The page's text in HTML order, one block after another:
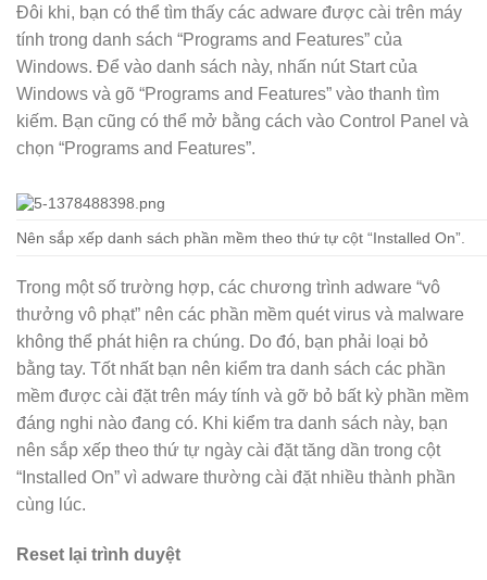
Đôi khi, bạn có thể tìm thấy các adware được cài trên máy
tính trong danh sách “Programs and Features” của
Windows. Để vào danh sách này, nhấn nút Start của
Windows và gõ “Programs and Features” vào thanh tìm
kiếm. Bạn cũng có thể mở bằng cách vào Control Panel và
chọn “Programs and Features”.
Nên sắp xếp danh sách phần mềm theo thứ tự cột “Installed On”.
Trong một số trường hợp, các chương trình adware “vô
thưởng vô phạt” nên các phần mềm quét virus và malware
không thể phát hiện ra chúng. Do đó, bạn phải loại bỏ
bằng tay. Tốt nhất bạn nên kiểm tra danh sách các phần
mềm được cài đặt trên máy tính và gỡ bỏ bất kỳ phần mềm
đáng nghi nào đang có. Khi kiểm tra danh sách này, bạn
nên sắp xếp theo thứ tự ngày cài đặt tăng dần trong cột
“Installed On” vì adware thường cài đặt nhiều thành phần
cùng lúc.
Reset lại trình duyệt